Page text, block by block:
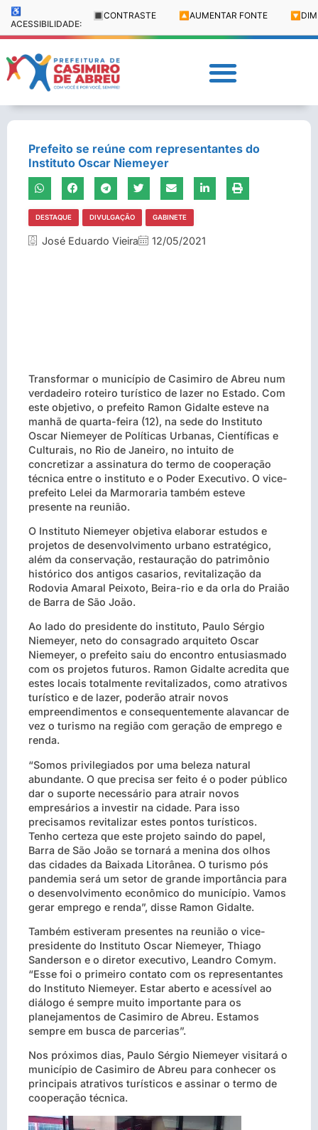
♿
ACESSIBILIDADE:
🔳 CONTRASTE 🔼 AUMENTAR FONTE 🔽
Prefeito se reúne com representantes do
Instituto Oscar Niemeyer
DESTAQUE DIVULGAÇÃO GABINETE
José Eduardo Vieira 12/05/2021
Transformar o município de Casimiro de Abreu num
verdadeiro roteiro turístico de lazer no Estado. Com
este objetivo, o prefeito Ramon Gidalte esteve na
manhã de quarta-feira (12), na sede do Instituto
Oscar Niemeyer de Políticas Urbanas, Científicas e
Culturais, no Rio de Janeiro, no intuito de
concretizar a assinatura do termo de cooperação
técnica entre o instituto e o Poder Executivo. O vice-
prefeito Lelei da Marmoraria também esteve
presente na reunião.
O Instituto Niemeyer objetiva elaborar estudos e
projetos de desenvolvimento urbano estratégico,
além da conservação, restauração do patrimônio
histórico dos antigos casarios, revitalização da
Rodovia Amaral Peixoto, Beira-rio e da orla do Praião
de Barra de São João.
Ao lado do presidente do instituto, Paulo Sérgio
Niemeyer, neto do consagrado arquiteto Oscar
Niemeyer, o prefeito saiu do encontro entusiasmado
com os projetos futuros. Ramon Gidalte acredita que
estes locais totalmente revitalizados, como atrativos
turístico e de lazer, poderão atrair novos
empreendimentos e consequentemente alavancar de
vez o turismo na região com geração de emprego e
renda.
“Somos privilegiados por uma beleza natural
abundante. O que precisa ser feito é o poder público
dar o suporte necessário para atrair novos
empresários a investir na cidade. Para isso
precisamos revitalizar estes pontos turísticos.
Tenho certeza que este projeto saindo do papel,
Barra de São João se tornará a menina dos olhos
das cidades da Baixada Litorânea. O turismo pós
pandemia será um setor de grande importância para
o desenvolvimento econômico do município. Vamos
gerar emprego e renda”, disse Ramon Gidalte.
Também estiveram presentes na reunião o vice-
presidente do Instituto Oscar Niemeyer, Thiago
Sanderson e o diretor executivo, Leandro Comym.
“Esse foi o primeiro contato com os representantes
do Instituto Niemeyer. Estar aberto e acessível ao
diálogo é sempre muito importante para os
planejamentos de Casimiro de Abreu. Estamos
sempre em busca de parcerias”.
Nos próximos dias, Paulo Sérgio Niemeyer visitará o
município de Casimiro de Abreu para conhecer os
principais atrativos turísticos e assinar o termo de
cooperação técnica.